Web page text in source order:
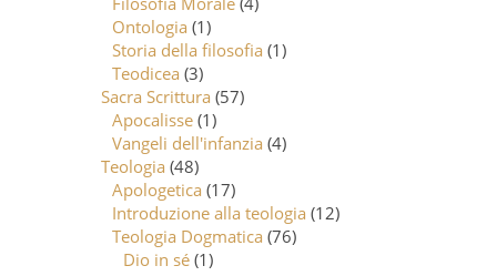
Ontologia (1)
Storia della filosofia (1)
Teodicea (3)
Sacra Scrittura (57)
Apocalisse (1)
Vangeli dell'infanzia (4)
Teologia (48)
Apologetica (17)
Introduzione alla teologia (12)
Teologia Dogmatica (76)
Dio in sé (1)